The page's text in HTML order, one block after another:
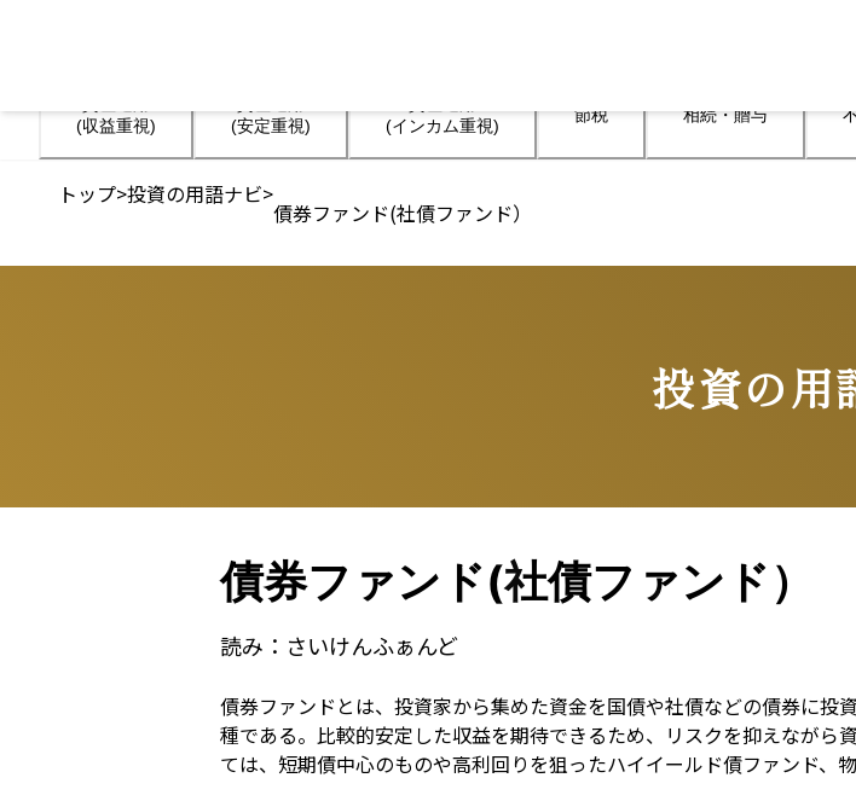
(収益重視)
(安定重視)
(インカム重視)
節税 相続・贈与
トップ>投資の用語ナビ>
債券ファンド(社債ファンド）
投資の用
債券ファンド(社債ファンド）
読み： さいけんふぁんど
債券ファンドとは、投資家から集めた資金を国債や社債などの債券に
種である。比較的安定した収益を期待できるため、リスクを抑えなが
ては、短期債中心のものや高利回りを狙ったハイイールド債ファンド、